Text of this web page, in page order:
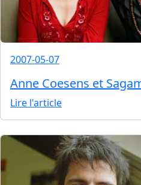
2007-05-07
Anne Coesens et
Lire l'article